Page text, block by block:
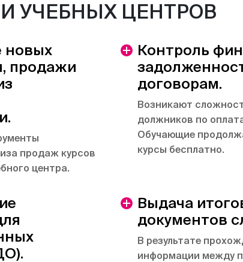
И УЧЕБНЫХ ЦЕНТРОВ
новых
продажи
продаж курсов
центра.
Контроль
договорам.
Возникают
должников по
Обучающие
курсы бесплатно.
Выдача
документов
В результате
информации между